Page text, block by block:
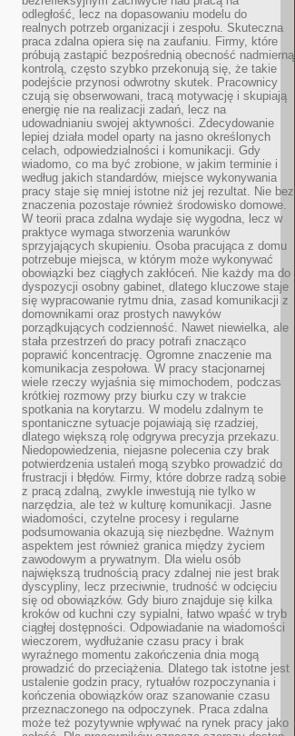
odległość, lecz na dopasowaniu modelu do
realnych potrzeb organizacji i zespołu. Skuteczna
praca zdalna opiera się na zaufaniu. Firmy, które
próbują zastąpić bezpośrednią obecność nadmierną
kontrolą, często szybko przekonują się, że takie
podejście przynosi odwrotny skutek. Pracownicy
czują się obserwowani, tracą motywację i skupiają
energię nie na realizacji zadań, lecz na
udowadnianiu swojej aktywności. Zdecydowanie
lepiej działa model oparty na jasno określonych
celach, odpowiedzialności i komunikacji. Gdy
wiadomo, co ma być zrobione, w jakim terminie i
według jakich standardów, miejsce wykonywania
pracy staje się mniej istotne niż jej rezultat. Nie bez
znaczenia pozostaje również środowisko domowe.
W teorii praca zdalna wydaje się wygodna, lecz w
praktyce wymaga stworzenia warunków
sprzyjających skupieniu. Osoba pracująca z domu
potrzebuje miejsca, w którym może wykonywać
obowiązki bez ciągłych zakłóceń. Nie każdy ma do
dyspozycji osobny gabinet, dlatego kluczowe staje
się wypracowanie rytmu dnia, zasad komunikacji z
domownikami oraz prostych nawyków
porządkujących codzienność. Nawet niewielka, ale
stała przestrzeń do pracy potrafi znacząco
poprawić koncentrację. Ogromne znaczenie ma
komunikacja zespołowa. W pracy stacjonarnej
wiele rzeczy wyjaśnia się mimochodem, podczas
krótkiej rozmowy przy biurku czy w trakcie
spotkania na korytarzu. W modelu zdalnym te
spontaniczne sytuacje pojawiają się rzadziej,
dlatego większą rolę odgrywa precyzja przekazu.
Niedopowiedzenia, niejasne polecenia czy brak
potwierdzenia ustaleń mogą szybko prowadzić do
frustracji i błędów. Firmy, które dobrze radzą sobie
z pracą zdalną, zwykle inwestują nie tylko w
narzędzia, ale też w kulturę komunikacji. Jasne
wiadomości, czytelne procesy i regularne
podsumowania okazują się niezbędne. Ważnym
aspektem jest również granica między życiem
zawodowym a prywatnym. Dla wielu osób
największą trudnością pracy zdalnej nie jest brak
dyscypliny, lecz przeciwnie, trudność w odcięciu
się od obowiązków. Gdy biuro znajduje się kilka
kroków od kuchni czy sypialni, łatwo wpaść w tryb
ciągłej dostępności. Odpowiadanie na wiadomości
wieczorem, wydłużanie czasu pracy i brak
wyraźnego momentu zakończenia dnia mogą
prowadzić do przeciążenia. Dlatego tak istotne jest
ustalenie godzin pracy, rytuałów rozpoczynania i
kończenia obowiązków oraz szanowanie czasu
przeznaczonego na odpoczynek. Praca zdalna
może też pozytywnie wpływać na rynek pracy jako